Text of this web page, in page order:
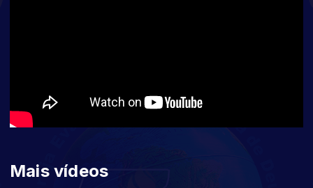
Mais vídeos